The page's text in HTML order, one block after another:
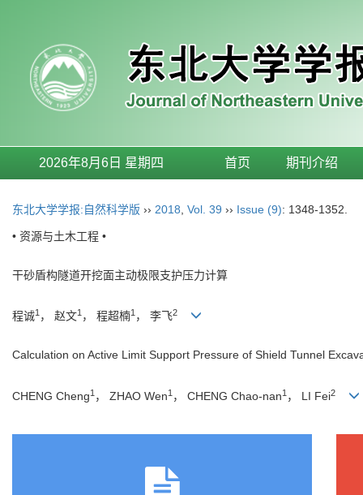
2026年8月6日 星期四 首页 期刊介绍
东北大学学报:自然科学版 ›› 2018 Vol. 39 ›› Issue (9): 1348-1352.
• 资源与土木工程 •
干砂盾构隧道开挖面主动极限支护压力计算
程诚1 ， 赵文1 ， 程超楠1 ， 李飞2
Calculation on Active Limit Support Pressure of Shield Tunnel
CHENG Cheng1 ， ZHAO Wen1 ， CHENG Chao-nan1 ， LI Fei2